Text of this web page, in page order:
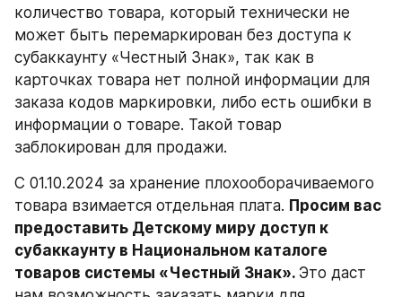
количество товара, который технически не
может быть перемаркирован без доступа к
субаккаунту «Честный Знак», так как в
карточках товара нет полной информации для
заказа кодов маркировки, либо есть ошибки в
информации о товаре. Такой товар
заблокирован для продажи.
С 01.10.2024 за хранение плохооборачиваемого
товара взимается отдельная плата. Просим вас
предоставить Детскому миру доступ к
субаккаунту в Национальном каталоге
товаров системы «Честный Знак». Это даст